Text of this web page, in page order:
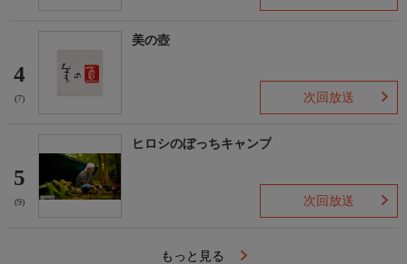
4
(7)
美の壺
次回放送
5
(9)
ヒロシのぼっちキャンプ
次回放送
もっと見る